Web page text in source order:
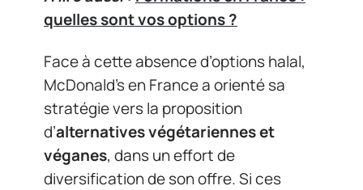
quelles sont vos options ?
Face à cette absence d’options halal,
McDonald’s en France a orienté sa
stratégie vers la proposition
d’alternatives végétariennes et
véganes, dans un effort de
diversification de son offre. Si ces